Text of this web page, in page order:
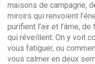
maisons de campagne,
miroirs qui renvoient
purifient l’air et l’âme,
qui réveillent. On y voit
vous fatiguer, ou
vous calmer en deux